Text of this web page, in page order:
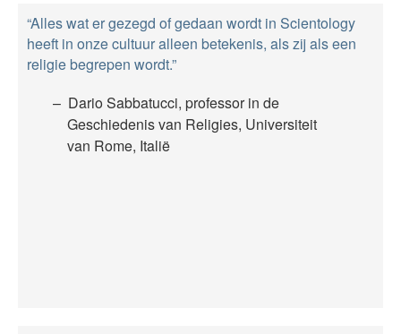
“Alles wat er gezegd of gedaan wordt in Scientology
heeft in onze cultuur alleen betekenis, als zij als een
religie begrepen wordt.”
Dario Sabbatucci, professor in de
Geschiedenis van Religies, Universiteit
van Rome, Italië